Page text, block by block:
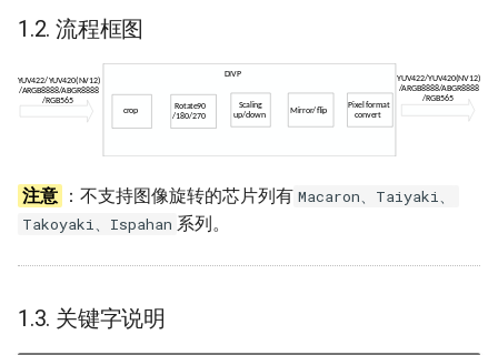
MI_DIVP_GetOutputPortAttr
2.10. MI_DIVP_RefreshChn
2.11. MI_DIVP_StretchBuf
2.12. MI_DIVP_InitDev
2.13. MI_DIVP_DeInitDev
SDIO使用参考
网络使用参考
1.2. 流程框图
注意 ：不支持图像旋转的芯片列有 Macaron、Taiyaki、
Takoyaki、Ispahan 系列。
1.3. 关键字说明